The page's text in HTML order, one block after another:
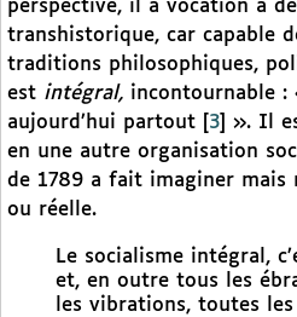
perspective, il a vocation à
transhistorique, car capable
traditions philosophiques,
est intégral, incontournable :
aujourd’hui partout
3
». Il
en une autre organisation
de 1789 a fait imaginer mais
ou réelle.
Le socialisme intégral,
et, en outre tous les
les vibrations, toutes